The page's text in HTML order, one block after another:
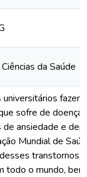
da Saúde
sofre de
ansiedade e
Mundial de
transtornos
todo o mundo,